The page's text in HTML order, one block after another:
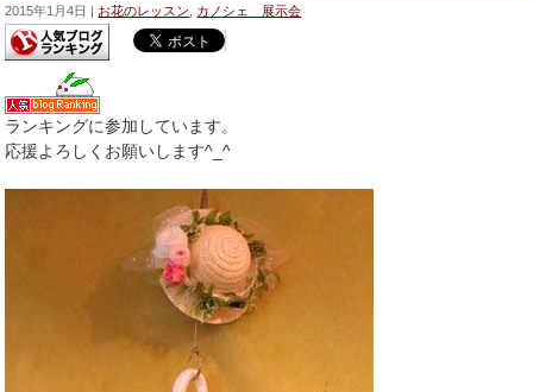
2015年1月4日 お花のレッスン カノシェ 展示会
ランキングに参加しています。
応援よろしくお願いします^_^